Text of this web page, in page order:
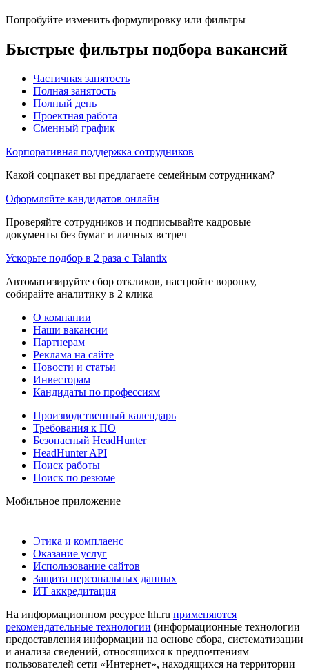
Попробуйте изменить формулировку или фильтры
Быстрые фильтры подбора вакансий
Частичная занятость
Полная занятость
Полный день
Проектная работа
Сменный график
Корпоративная поддержка сотрудников
Какой соцпакет вы предлагаете семейным сотрудникам?
Оформляйте кандидатов онлайн
Проверяйте сотрудников и подписывайте кадровые
документы без бумаг и личных встреч
Ускорьте подбор в 2 раза с Talantix
Автоматизируйте сбор откликов, настройте воронку,
собирайте аналитику в 2 клика
О компании
Наши вакансии
Партнерам
Реклама на сайте
Новости и статьи
Инвесторам
Кандидаты по профессиям
Производственный календарь
Требования к ПО
Безопасный HeadHunter
HeadHunter API
Поиск работы
Поиск по резюме
Мобильное приложение
Этика и комплаенс
Оказание услуг
Использование сайтов
Защита персональных данных
ИТ аккредитация
На информационном ресурсе hh.ru применяются
рекомендательные технологии (информационные технологии
предоставления информации на основе сбора, систематизации
и анализа сведений, относящихся к предпочтениям
пользователей сети «Интернет», находящихся на территории